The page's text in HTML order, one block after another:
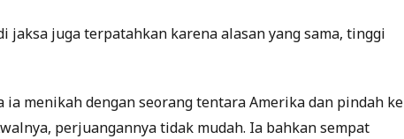
jaksa juga terpatahkan karena alasan yang sama, tinggi
menikah dengan seorang tentara Amerika dan pindah ke
perjuangannya tidak mudah. Ia bahkan sempat